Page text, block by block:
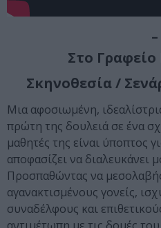
–
Στο
Σκηνοθεσία /
Μια αφοσιωμένη,
πρώτη της δουλειά σε ένα
μαθητές της είναι ύποπτος
αποφασίζει να διαλευκάνει
Προσπαθώντας να
αγανακτισμένους γονείς,
συναδέλφους και